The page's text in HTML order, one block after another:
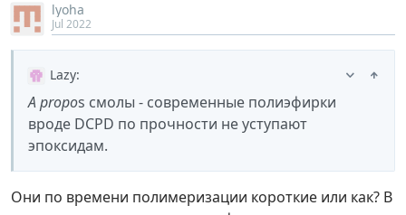
lyoha
Jul 2022
Lazy:
A propos смолы - современные полиэфирки
вроде DCPD по прочности не уступают
эпоксидам.
Они по времени полимеризации короткие или как? В